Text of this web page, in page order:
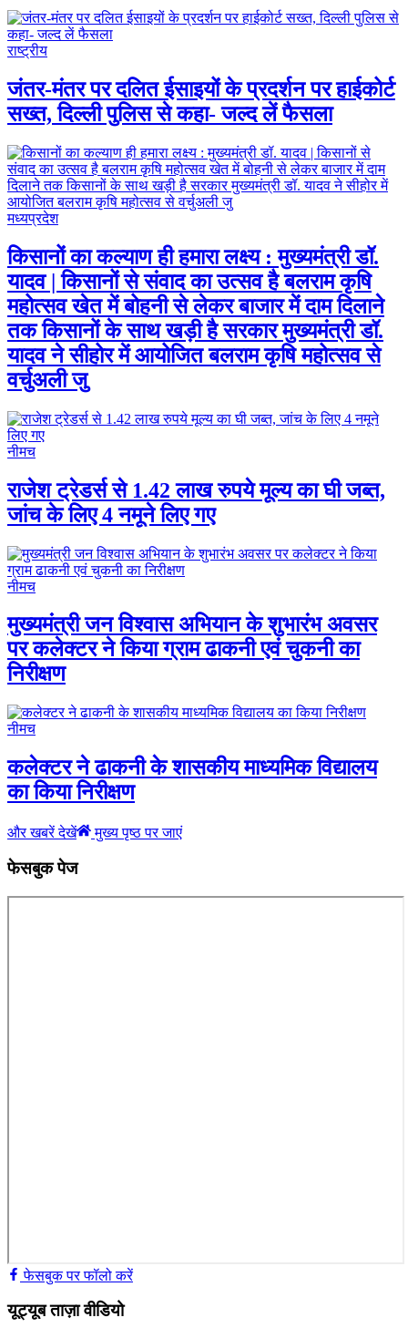
राष्ट्रीय
जंतर-मंतर पर दलित ईसाइयों के प्रदर्शन पर हाईकोर्ट
सख्त, दिल्ली पुलिस से कहा- जल्द लें फैसला
मध्यप्रदेश
किसानों का कल्याण ही हमारा लक्ष्य : मुख्यमंत्री डॉ.
यादव | किसानों से संवाद का उत्सव है बलराम कृषि
महोत्सव खेत में बोहनी से लेकर बाजार में दाम दिलाने
तक किसानों के साथ खड़ी है सरकार मुख्यमंत्री डॉ.
यादव ने सीहोर में आयोजित बलराम कृषि महोत्सव से
वर्चुअली जु
नीमच
राजेश ट्रेडर्स से 1.42 लाख रुपये मूल्य का घी जब्त,
जांच के लिए 4 नमूने लिए गए
नीमच
मुख्यमंत्री जन विश्वास अभियान के शुभारंभ अवसर
पर कलेक्टर ने किया ग्राम ढाकनी एवं चुकनी का
निरीक्षण
नीमच
कलेक्टर ने ढाकनी के शासकीय माध्यमिक विद्यालय
का किया निरीक्षण
और खबरें देखें मुख्य पृष्ठ पर जाएं
फेसबुक पेज
फेसबुक पर फॉलो करें
यूट्यूब ताज़ा वीडियो